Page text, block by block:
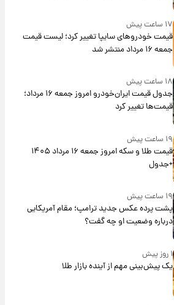
۱۷ ساعت پیش
قیمت خودروهای سایپا تغییر کرد؛ لیست قیمت
جمعه ۱۶ مرداد منتشر شد
۱۸ ساعت پیش
جدول قیمت ایران‌خودرو امروز جمعه ۱۶ مرداد؛
قیمت‌ها تغییر کرد
۱۹ ساعت پیش
قیمت طلا و سکه امروز جمعه ۱۶ مرداد ۱۴۰۵
+جدول
۱۹ ساعت پیش
پشت پرده عکس جدید ترامپ؛ مقام آمریکایی
درباره وضعیت او چه گفت؟
۱ روز پیش
یک پیش‌بینی مهم از آینده بازار طلا